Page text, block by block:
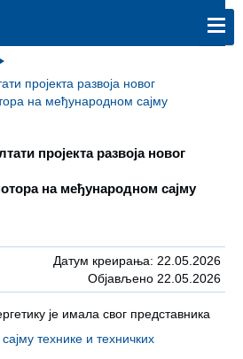
пројекта развоја новог
на међународном сајму
пројекта развоја новог
на међународном сајму
Датум креирања: 22.05.2026
Објављено 22.05.2026
је имала свог представника
технике и техничких